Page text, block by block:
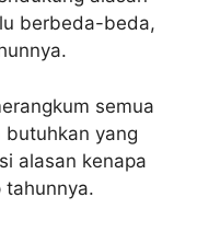
berbeda-beda,
semua
butuhkan yang
alasan kenapa
tahunnya.